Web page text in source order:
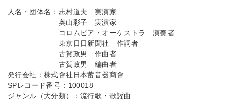
人名・団体名： 志村道夫 実演家
奥山彩子 実演家
コロムビア・オーケストラ 演奏者
東京日日新聞社 作詞者
古賀政男 作曲者
古賀政男 編曲者
発行会社： 株式會社日本蓄音器商會
SPレコード番号： 100018
ジャンル（大分類）： 流行歌・歌謡曲